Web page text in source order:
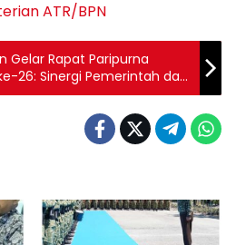
ATR/BPN
Gelar Rapat Paripurna
26: Sinergi Pemerintah dan
Pembangunan Berkelanjutan